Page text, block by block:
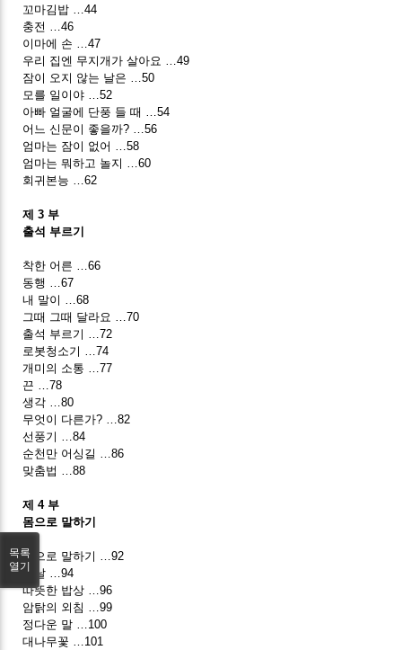
꼬마김밥 …44
충전 …46
이마에 손 …47
우리 집엔 무지개가 살아요 …49
잠이 오지 않는 날은 …50
모를 일이야 …52
아빠 얼굴에 단풍 들 때 …54
어느 신문이 좋을까? …56
엄마는 잠이 없어 …58
엄마는 뭐하고 놀지 …60
회귀본능 …62
제 3 부
출석 부르기
착한 어른 …66
동행 …67
내 말이 …68
그때 그때 달라요 …70
출석 부르기 …72
로봇청소기 …74
개미의 소통 …77
끈 …78
생각 …80
무엇이 다른가? …82
선풍기 …84
순천만 어싱길 …86
맞춤법 …88
제 4 부
몸으로 말하기
몸으로 말하기 …92
설날 …94
따뜻한 밥상 …96
암탉의 외침 …99
정다운 말 …100
대나무꽃 …101
목록
열기